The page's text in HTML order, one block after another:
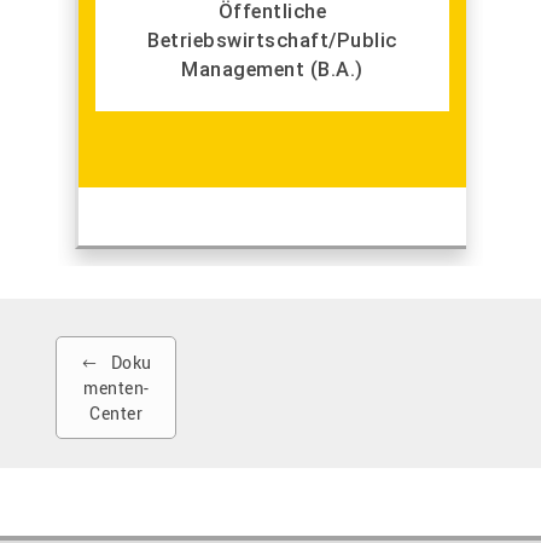
Öffentliche
Betriebswirtschaft/Public
Management (B.A.)
Doku
menten-
Center